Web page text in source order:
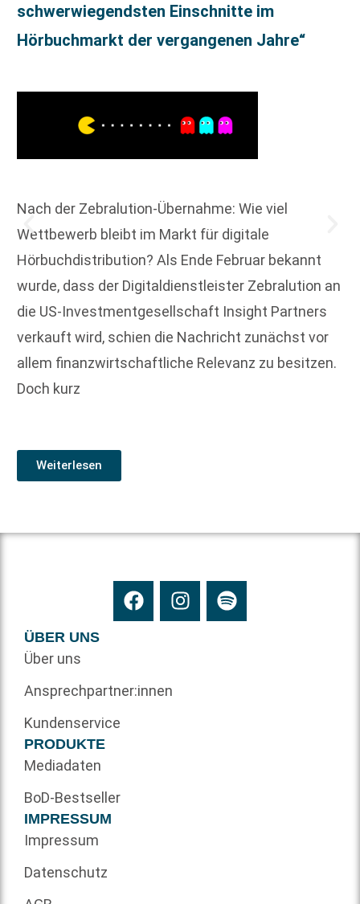
schwerwiegendsten Einschnitte im
Hörbuchmarkt der vergangenen Jahre“
Nach der Zebralution-Übernahme: Wie viel
Wettbewerb bleibt im Markt für digitale
Hörbuchdistribution? Als Ende Februar bekannt
wurde, dass der Digitaldienstleister Zebralution an
die US-Investmentgesellschaft Insight Partners
verkauft wird, schien die Nachricht zunächst vor
allem finanzwirtschaftliche Relevanz zu besitzen.
Doch kurz
Weiterlesen
ÜBER UNS
Über uns
Ansprechpartner:innen
Kundenservice
PRODUKTE
Mediadaten
BoD-Bestseller
IMPRESSUM
Impressum
Datenschutz